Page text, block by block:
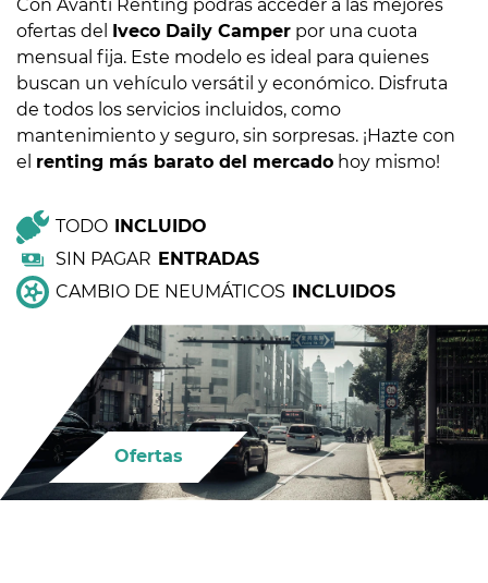
Ofertas
Con Avanti Renting podrás acceder a las mejores
ofertas del
Iveco Daily Camper por una cuota
mensual fija. Este modelo es ideal para quienes
buscan un vehículo versátil y económico. Disfruta
de todos los servicios incluidos, como
mantenimiento y seguro, sin sorpresas. ¡Hazte con
el renting más barato del mercado hoy mismo!
TODO
INCLUIDO
SIN PAGAR ENTRADAS
CAMBIO DE NEUMÁTICOS
INCLUIDOS